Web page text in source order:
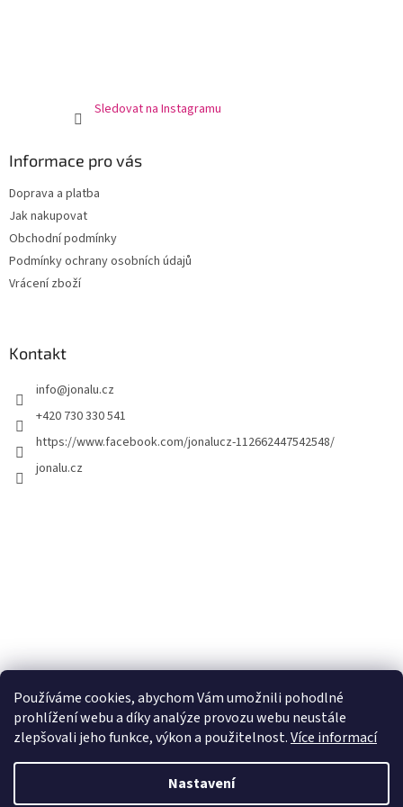
Používáme cookies, abychom Vám umožnili pohodlné
prohlížení webu a díky analýze provozu webu neustále
zlepšovali jeho funkce, výkon a použitelnost.Více informací
Nastavení
Sledovat na Instagramu
Informace pro vás
Doprava a platba
Jak nakupovat
Obchodní podmínky
Podmínky ochrany osobních údajů
Vrácení zboží
Kontakt
info@jonalu.cz
+420 730 330 541
https://www.facebook.com/jonalucz-112662447542548/
jonalu.cz
Vytvořil Shoptet